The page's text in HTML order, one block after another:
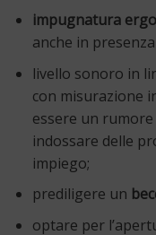
impugnatura
anche in
livello sonoro in
con misurazione
essere un
indossare delle
impiego;
prediligere un
optare per